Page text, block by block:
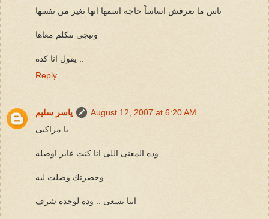
ناس ما تعرفش اساساً حاجة اسمها انها تغير من نفسها
وتيجى تتكلم معاها
يقول انا كده ..
Reply
ياسر سليم
August 12, 2007 at 6:20 AM
يا مراكبى
وده المعنى اللى انا كنت عايز اوصله
وحضرتك وصلت ليه
اننا نسعى .. وده لوحده شرف